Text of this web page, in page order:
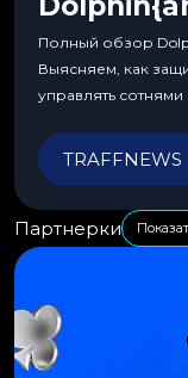
Полный обзор
Выясняем, как
управлять
эффективности.
TRAFFNEWS
Партнерки